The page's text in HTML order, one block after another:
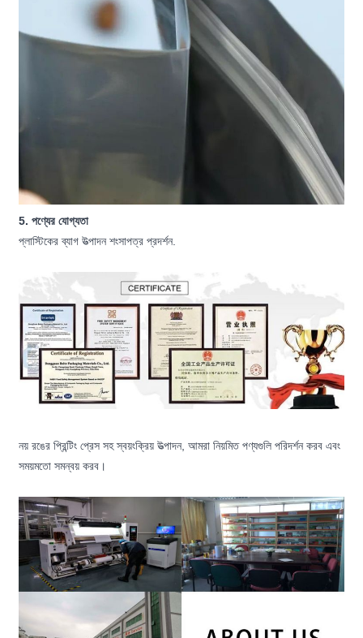
5. পণ্যের যোগ্যতা
প্লাস্টিকের ব্যাগ উত্পাদন শংসাপত্র প্রদর্শন.
নয় রঙের প্রিন্টিং প্রেস সহ স্বয়ংক্রিয় উত্পাদন, আমরা নিয়মিত পণ্যগুলি পরিদর্শন করব এবং
সময়মতো সমন্বয় করব।